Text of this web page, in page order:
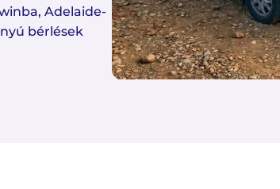
Adelaide-
bérlések